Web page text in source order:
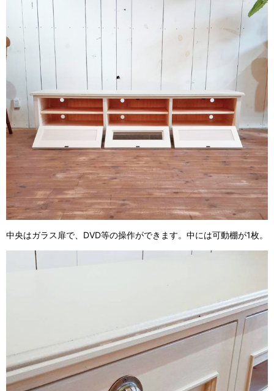
中央はガラス扉で、DVD等の操作ができます。中には可動棚が1枚。